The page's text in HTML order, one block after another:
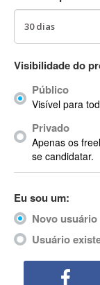
AccountMate
ACDSee
ACID Pro
ACPI
Acrobat X
ACT
Actian
Actimize
ActionScript 3
Active Directory
ActiveCollab
ActiveX
ActiveX Data
Visibilidade do
Público
Visível para
Privado
Apenas os
se candidatar.
Eu sou um:
Novo usuário
Usuário